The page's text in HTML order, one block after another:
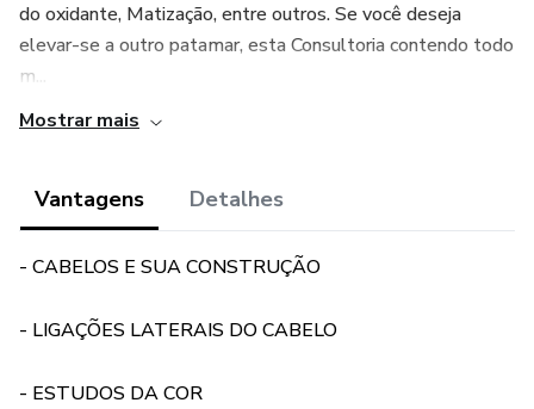
do oxidante, Matização, entre outros. Se você deseja
elevar-se a outro patamar, esta Consultoria contendo todo
m...
Mostrar mais
Vantagens Detalhes
- CABELOS E SUA CONSTRUÇÃO
- LIGAÇÕES LATERAIS DO CABELO
- ESTUDOS DA COR